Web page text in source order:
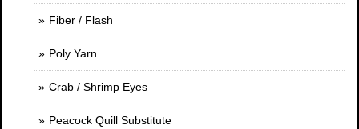
Fiber / Flash
Poly Yarn
Crab / Shrimp Eyes
Peacock Quill Substitute